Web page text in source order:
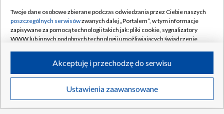
Transmisje Wideo
Abonament TVP
Sklep TVP
Oferta Handlowa
Telegazeta ogłoszenia
Emisja w TVP
Rada Programowa
Regulamin TVP
Polityka prywatności
Biuro reklamy
Kontakt
Kanały
Twoje dane osobowe zbierane podczas odwiedzania przez Ciebie naszych
poszczególnych serwisówzwanych dalej „Portalem”, w tym informacje
zapisywane za pomocą technologii takich jak: pliki cookie, sygnalizatory
WWW lub innych podobnych technologii umożliwiających świadczenie
ruchu w Internecie.
Twoje dane osobowe zbierane podczas odwiedzania przez Ciebie
poszczególnych serwisówna Portalu, takie jak adresy IP, identyfikatory
Ustawienia zaawansowane
Akceptuję i przechodzę do serwisu